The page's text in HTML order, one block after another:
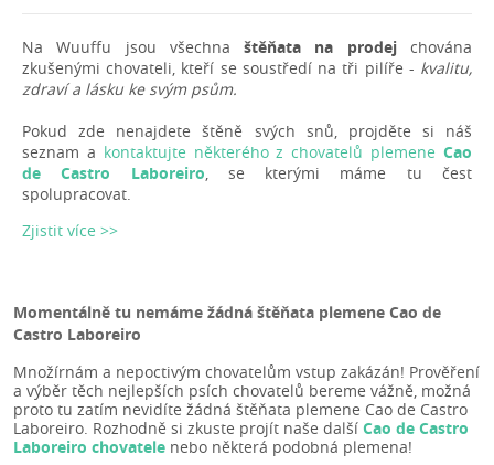
Na Wuuffu jsou všechnaštěňata na prodejchována
zkušenými chovateli, kteří se soustředí na tři pilíře - kvalitu,
zdraví a lásku ke svým psům.
Pokud zde nenajdete štěně svých snů, projděte si náš
seznam a kontaktujte některého z chovatelů plemeneCao
de Castro Laboreiro, se kterými máme tu čest
spolupracovat.
Zjistit více >>
Momentálně tu nemáme žádná štěňata plemene Cao de
Castro Laboreiro
Množírnám a nepoctivým chovatelům vstup zakázán! Prověření
a výběr těch nejlepších psích chovatelů bereme vážně, možná
proto tu zatím nevidíte žádná štěňata plemene Cao de Castro
Laboreiro. Rozhodně si zkuste projít naše další Cao de Castro
Laboreiro chovatele nebo některá podobná plemena!